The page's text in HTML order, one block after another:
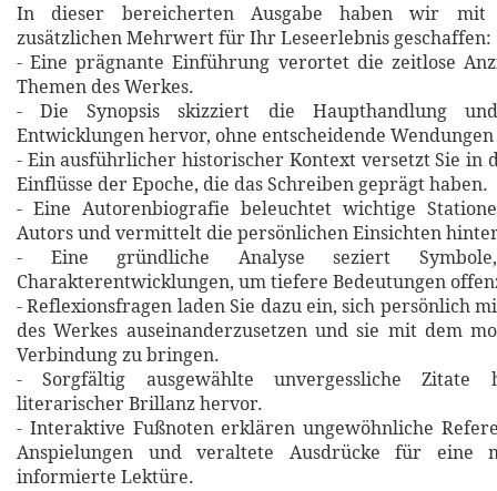
In dieser bereicherten Ausgabe haben wir mit
zusätzlichen Mehrwert für Ihr Leseerlebnis geschaffen:
- Eine prägnante Einführung verortet die zeitlose
Themen des Werkes.
- Die Synopsis skizziert die Haupthandlung
Entwicklungen hervor, ohne entscheidende
- Ein ausführlicher historischer Kontext versetzt Sie in
Einflüsse der Epoche, die das Schreiben geprägt haben.
- Eine Autorenbiografie beleuchtet wichtige
Autors und vermittelt die persönlichen Einsichten
- Eine gründliche Analyse seziert
Charakterentwicklungen, um tiefere Bedeutungen
- Reflexionsfragen laden Sie dazu ein, sich persönlich
des Werkes auseinanderzusetzen und sie mit dem
Verbindung zu bringen.
- Sorgfältig ausgewählte unvergessliche Zitate
literarischer Brillanz hervor.
- Interaktive Fußnoten erklären ungewöhnliche
Anspielungen und veraltete Ausdrücke für eine
informierte Lektüre.